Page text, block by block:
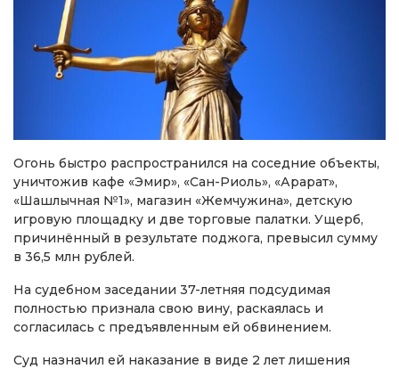
Огонь быстро распространился на соседние объекты,
уничтожив кафе «Эмир», «Сан-Риоль», «Арарат»,
«Шашлычная №1», магазин «Жемчужина», детскую
игровую площадку и две торговые палатки. Ущерб,
причинённый в результате поджога, превысил сумму
в 36,5 млн рублей.
На судебном заседании 37-летняя подсудимая
полностью признала свою вину, раскаялась и
согласилась с предъявленным ей обвинением.
Суд назначил ей наказание в виде 2 лет лишения